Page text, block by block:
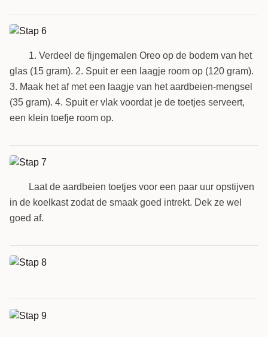
1. Verdeel de fijngemalen Oreo op de bodem van het
glas (15 gram). 2. Spuit er een laagje room op (120 gram).
3. Maak het af met een laagje van het aardbeien-mengsel
(35 gram). 4. Spuit er vlak voordat je de toetjes serveert,
een klein toefje room op.
Laat de aardbeien toetjes voor een paar uur opstijven
in de koelkast zodat de smaak goed intrekt. Dek ze wel
goed af.